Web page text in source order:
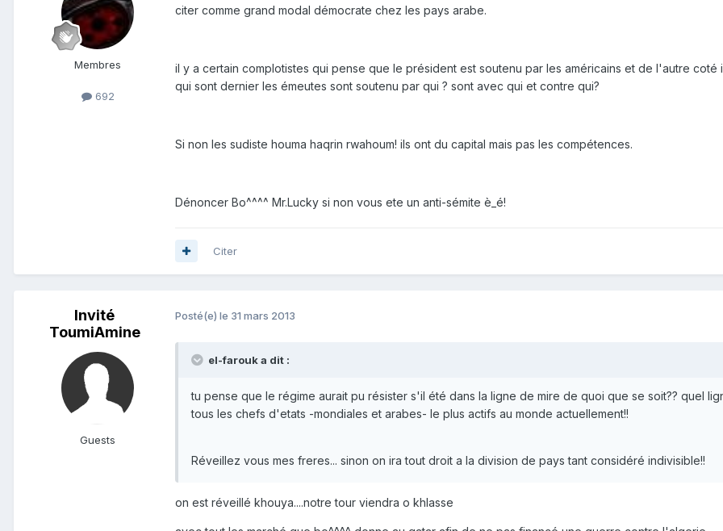
Membres
692
citer comme grand modal démocrate chez les pays arabe.
il y a certain complotistes qui pense que le président est soutenu par les américains et de l'autre
qui sont dernier les émeutes sont soutenu par qui ? sont avec qui et contre qui?
Si non les sudiste houma haqrin rwahoum! ils ont du capital mais pas les compétences.
Dénoncer Bo^^^^ Mr.Lucky si non vous ete un anti-sémite è_é!
Citer
Invité
ToumiAmine
Guests
Posté(e) le 31 mars 2013
el-farouk a dit :
tu pense que le régime aurait pu résister s'il été dans la ligne de mire de quoi que se soit?? quel
tous les chefs d'etats -mondiales et arabes- le plus actifs au monde actuellement!!
Réveillez vous mes freres... sinon on ira tout droit a la division de pays tant considéré indivisible!!
on est réveillé khouya....notre tour viendra o khlasse